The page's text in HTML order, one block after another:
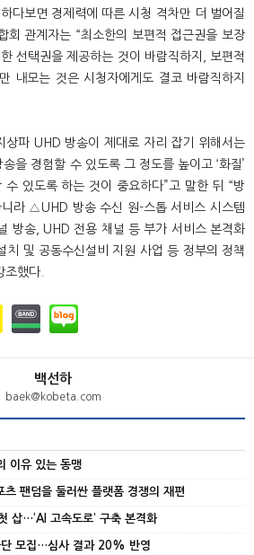
다보면 경제력에 따른 시청 격차만 더 벌어질
회 관계자는 “최소한의 보편적 접근권을 보장
선택권을 제공하는 것이 바람직하지, 보편적
내모는 것은 시청자에게도 결코 바람직하지
상파 UHD 방송이 제대로 자리 잡기 위해서는
을 경험할 수 있도록 그 정도를 높이고 ‘화질’
있도록 하는 것이 중요하다”고 말한 뒤 “방
라 △UHD 방송 수신 원-스톱 서비스 시스템
방송, UHD 전용 채널 등 부가 서비스 본격화
및 공동수신설비 지원 사업 등 정부의 정책
조했다.
백선하
baek@kobeta.com
이유 있는 동맹
츠 팬덤을 둘러싼 플랫폼 경쟁의 재편
삽…‘AI 고속도로’ 구축 본격화
단 모집…심사 결과 20% 반영